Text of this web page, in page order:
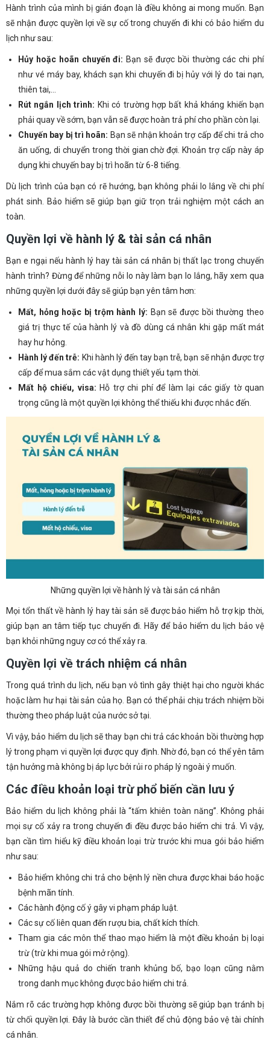
Hành trình của mình bị gián đoạn là điều không ai mong muốn. Bạn
sẽ nhận được quyền lợi về sự cố trong chuyến đi khi có bảo hiểm du
lịch như sau:
Hủy hoặc hoãn chuyến đi: Bạn sẽ được bồi thường các chi phí
như vé máy bay, khách sạn khi chuyến đi bị hủy với lý do tai nạn,
thiên tai,…
Rút ngắn lịch trình: Khi có trường hợp bất khả kháng khiến bạn
phải quay về sớm, bạn vẫn sẽ được hoàn trả phí cho phần còn lại.
Chuyến bay bị trì hoãn: Bạn sẽ nhận khoản trợ cấp để chi trả cho
ăn uống, di chuyển trong thời gian chờ đợi. Khoản trợ cấp này áp
dụng khi chuyến bay bị trì hoãn từ 6-8 tiếng.
Dù lịch trình của bạn có rẽ hướng, bạn không phải lo lắng về chi phí
phát sinh. Bảo hiểm sẽ giúp bạn giữ trọn trải nghiệm một cách an
toàn.
Quyền lợi về hành lý & tài sản cá nhân
Bạn e ngại nếu hành lý hay tài sản cá nhân bị thất lạc trong chuyến
hành trình? Đừng để những nỗi lo này làm bạn lo lắng, hãy xem qua
những quyền lợi dưới đây sẽ giúp bạn yên tâm hơn:
Mất, hỏng hoặc bị trộm hành lý: Bạn sẽ được bồi thường theo
giá trị thực tế của hành lý và đồ dùng cá nhân khi gặp mất mát
hay hư hỏng.
Hành lý đến trễ: Khi hành lý đến tay bạn trễ, bạn sẽ nhận được trợ
cấp để mua sắm các vật dụng thiết yếu tạm thời.
Mất hộ chiếu, visa: Hỗ trợ chi phí để làm lại các giấy tờ quan
trọng cũng là một quyền lợi không thể thiếu khi được nhắc đến.
Những quyền lợi về hành lý và tài sản cá nhân
Mọi tổn thất về hành lý hay tài sản sẽ được bảo hiểm hỗ trợ kịp thời,
giúp bạn an tâm tiếp tục chuyến đi. Hãy để bảo hiểm du lịch bảo vệ
bạn khỏi những nguy cơ có thể xảy ra.
Quyền lợi về trách nhiệm cá nhân
Trong quá trình du lịch, nếu bạn vô tình gây thiệt hại cho người khác
hoặc làm hư hại tài sản của họ. Bạn có thể phải chịu trách nhiệm bồi
thường theo pháp luật của nước sở tại.
Vì vậy, bảo hiểm du lịch sẽ thay bạn chi trả các khoản bồi thường hợp
lý trong phạm vi quyền lợi được quy định. Nhờ đó, bạn có thể yên tâm
tận hưởng mà không bị áp lực bởi rủi ro pháp lý ngoài ý muốn.
Các điều khoản loại trừ phổ biến cần lưu ý
Bảo hiểm du lịch không phải là “tấm khiên toàn năng”. Không phải
mọi sự cố xảy ra trong chuyến đi đều được bảo hiểm chi trả. Vì vậy,
bạn cần tìm hiểu kỹ điều khoản loại trừ trước khi mua gói bảo hiểm
như sau:
Bảo hiểm không chi trả cho bệnh lý nền chưa được khai báo hoặc
bệnh mãn tính.
Các hành động cố ý gây vi phạm pháp luật.
Các sự cố liên quan đến rượu bia, chất kích thích.
Tham gia các môn thể thao mạo hiểm là một điều khoản bị loại
trừ (trừ khi mua gói mở rộng).
Những hậu quả do chiến tranh khủng bố, bạo loạn cũng nằm
trong danh mục không được bảo hiểm chi trả.
Nắm rõ các trường hợp không được bồi thường sẽ giúp bạn tránh bị
từ chối quyền lợi. Đây là bước cần thiết để chủ động bảo vệ tài chính
cá nhân.